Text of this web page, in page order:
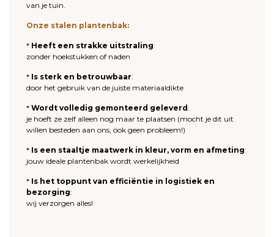
van je tuin.
Onze stalen plantenbak:
* Heeft een strakke uitstraling:
zonder hoekstukken of naden
* Is sterk en betrouwbaar:
door het gebruik van de juiste materiaaldikte
* Wordt volledig gemonteerd geleverd:
je hoeft ze zelf alleen nog maar te plaatsen (mocht je dit uit
willen besteden aan ons, ook geen probleem!)
* Is een staaltje maatwerk in kleur, vorm en afmeting:
jouw ideale plantenbak wordt werkelijkheid
* Is het toppunt van efficiëntie in logistiek en
bezorging:
wij verzorgen alles!